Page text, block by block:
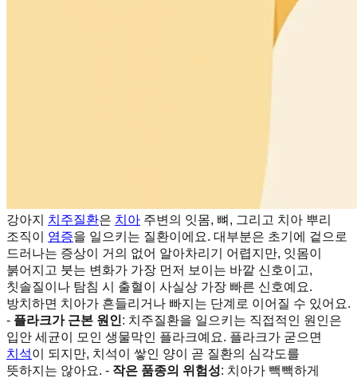
강아지 치주질환은 치아 주변의 잇몸, 뼈, 그리고 치아 뿌리
조직이 염증을 일으키는 질환이에요. 대부분은 초기에 겉으로
드러나는 증상이 거의 없어 알아차리기 어렵지만, 잇몸이
붉어지고 붓는 변화가 가장 먼저 보이는 바깥 신호이고,
칫솔질이나 탐침 시 출혈이 사실상 가장 빠른 신호예요.
방치하면 치아가 흔들리거나 빠지는 단계로 이어질 수 있어요.
- 플라크가 근본 원인: 치주질환을 일으키는 직접적인 원인은
입안 세균이 모인 생물막인 플라크예요. 플라크가 굳으면
치석이 되지만, 치석이 쌓인 양이 곧 질환의 심각도를
뜻하지는 않아요. - 작은 품종의 위험성: 치아가 빽빽하게